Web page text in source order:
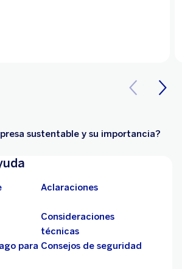
sustentable y su importancia?
Aclaraciones
Consideraciones
técnicas
para Consejos de seguridad